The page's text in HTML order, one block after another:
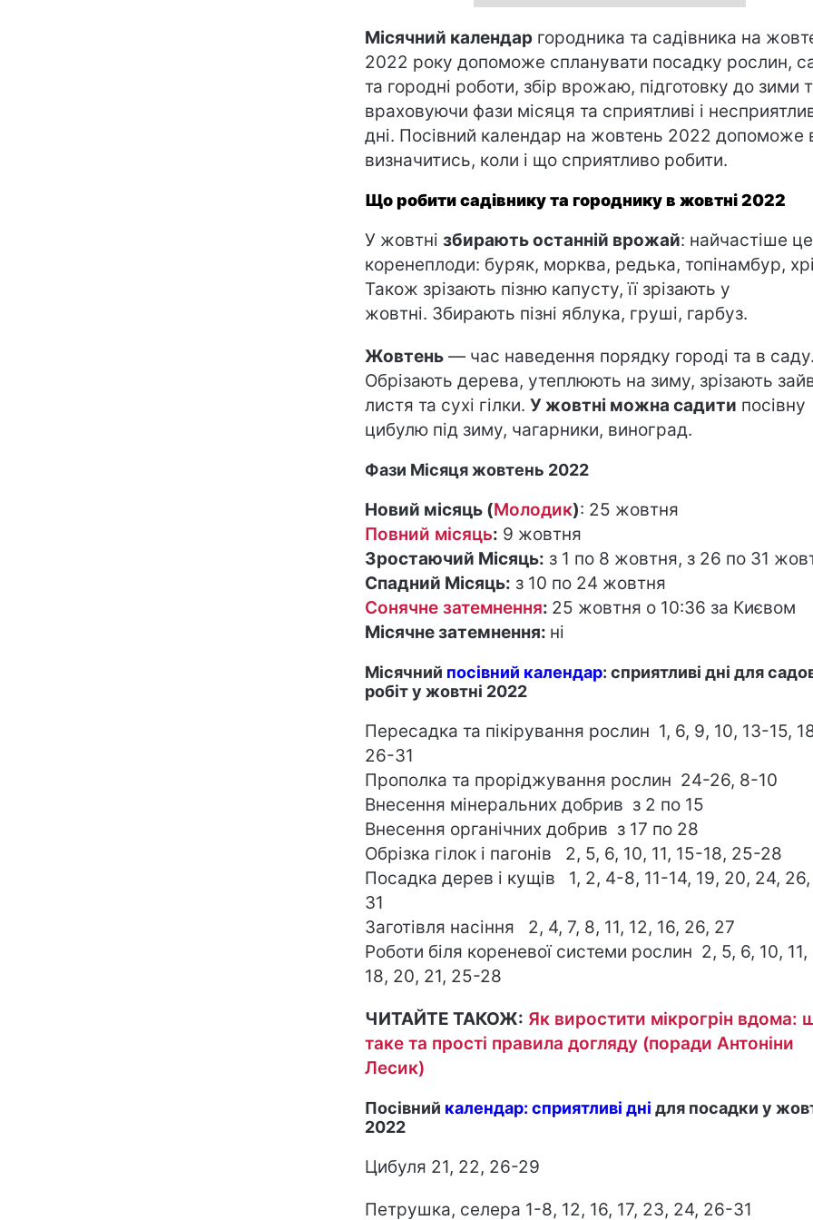
Місячний календар городника та садівника на
2022 року допоможе спланувати посадку рослин,
та городні роботи, збір врожаю, підготовку до зими
враховуючи фази місяця та сприятливі і
дні. Посівний календар на жовтень 2022 допоможе
визначитись, коли і що сприятливо робити.
Що робити садівнику та городнику в жовтні 2022
У жовтні збирають останній врожай: найчастіше це
коренеплоди: буряк, морква, редька, топінамбур,
Також зрізають пізню капусту, її зрізають у
жовтні. Збирають пізні яблука, груші, гарбуз.
Жовтень — час наведення порядку городі та в
Обрізають дерева, утеплюють на зиму, зрізають
листя та сухі гілки. У жовтні можна садити посівну
цибулю під зиму, чагарники, виноград.
Фази Місяця жовтень 2022
Новий місяць (Молодик): 25 жовтня
Повний місяць: 9 жовтня
Зростаючий Місяць: з 1 по 8 жовтня, з 26 по 31
Спадний Місяць: з 10 по 24 жовтня
Сонячне затемнення: 25 жовтня о 10:36 за Києвом
Місячне затемнення: ні
Місячний посівний календар: сприятливі дні для
робіт у жовтні 2022
Пересадка та пікірування рослин 1, 6, 9, 10, 13-15,
26-31
Прополка та проріджування рослин 24-26, 8-10
Внесення мінеральних добрив з 2 по 15
Внесення органічних добрив з 17 по 28
Обрізка гілок і пагонів 2, 5, 6, 10, 11, 15-18, 25-28
Посадка дерев і кущів 1, 2, 4-8, 11-14, 19, 20, 24,
31
Заготівля насіння 2, 4, 7, 8, 11, 12, 16, 26, 27
Роботи біля кореневої системи рослин 2, 5, 6, 10,
18, 20, 21, 25-28
ЧИТАЙТЕ ТАКОЖ: Як виростити мікрогрін вдома:
таке та прості правила догляду (поради Антоніни
Лесик)
Посівний календар: сприятливі дні для посадки у
2022
Цибуля 21, 22, 26-29
Петрушка, селера 1-8, 12, 16, 17, 23, 24, 26-31